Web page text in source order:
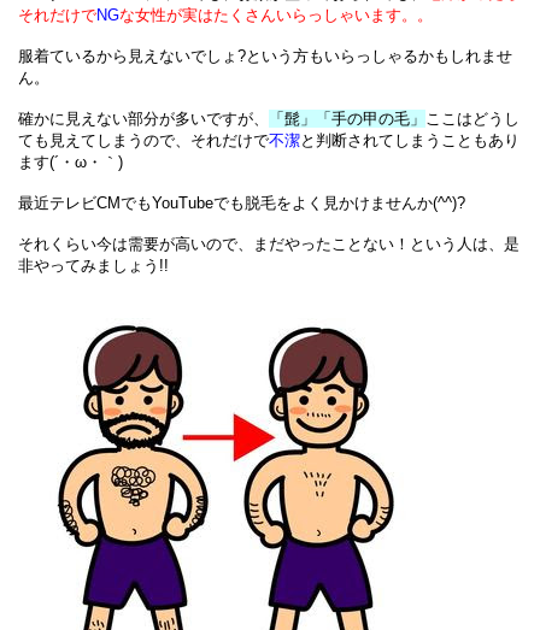
それだけでNGな女性が実はたくさんいらっしゃいます。。
服着ているから見えないでしょ?という方もいらっしゃるかもしれませ
ん。
確かに見えない部分が多いですが、 「髭」「手の甲の毛」 ここはどうし
ても見えてしまうので、 それだけで不潔と判断されてしまうこともあり
ます(´・ω・｀)
最近テレビCMでもYouTubeでも脱毛をよく見かけませんか(^^)?
それくらい今は需要が高いので、まだやったことない！という人は、是
非やってみましょう !!